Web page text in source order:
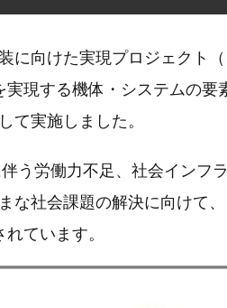
に向けた実現プロジェクト
現する機体・システムの要
て実施しました。
う労働力不足、社会インフ
な社会課題の解決に向けて
ています。